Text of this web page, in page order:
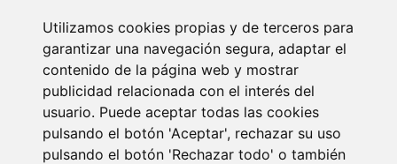
Utilizamos cookies propias y de terceros para
garantizar una navegación segura, adaptar el
contenido de la página web y mostrar
publicidad relacionada con el interés del
usuario. Puede aceptar todas las cookies
pulsando el botón 'Aceptar', rechazar su uso
pulsando el botón 'Rechazar todo' o también
Newsletter Insolvencias y Situaciones Especiales